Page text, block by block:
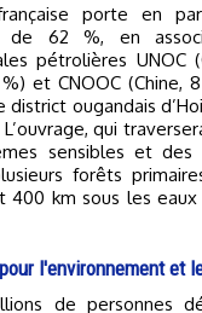
porte en
de 62 %, en
pétrolières UNOC
%) et CNOOC (Chine,
district ougandais
qui
sensibles et des
forêts
400 km sous les eaux
l'environnement et